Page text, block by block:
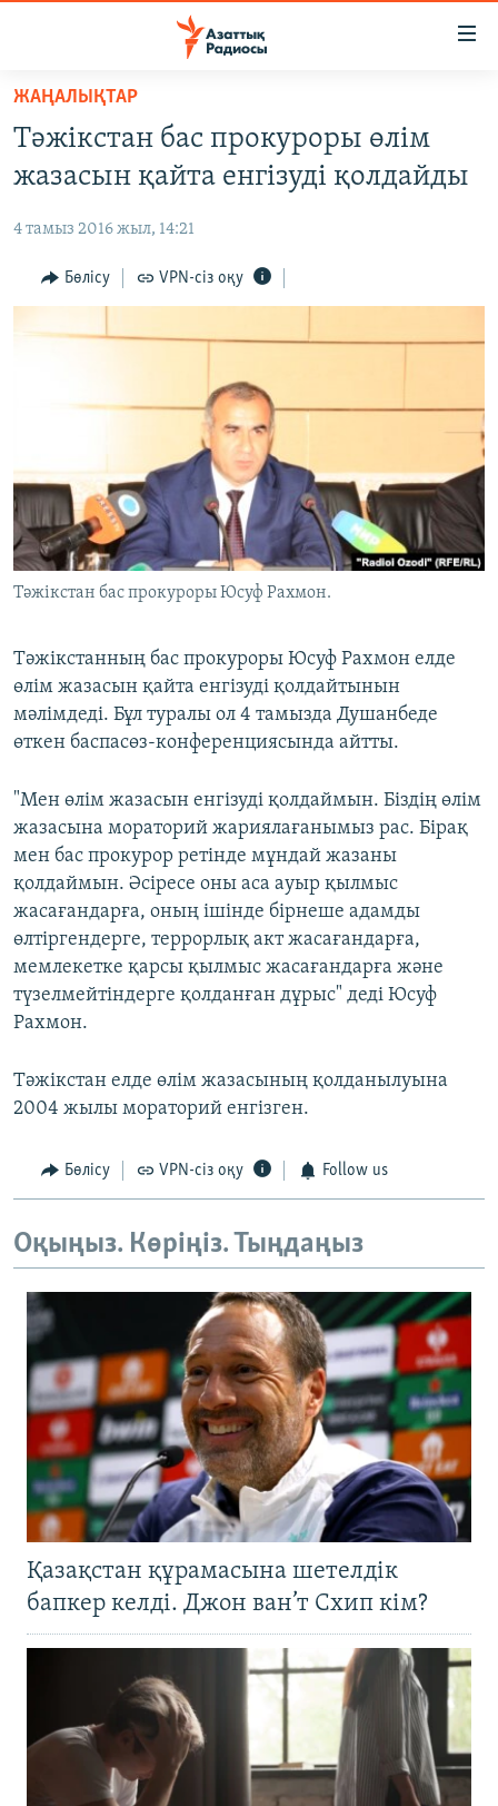
Skip
main
content
to
Navigation
Skip
ҚАҢТАР ОҚИҒАСЫ
АДАМ ҚҰҚЫҚТАРЫ
АРНАЙЫ ЖОБАЛАР
ЖАЗЫЛЫҢЫЗ
ЖАҢАЛЫҚТАР
Тәжікстан бас прокуроры өлім
жазасын қайта енгізуді қолдайды
4 тамыз 2016 жыл, 14:21
Бөлісу VPN-сіз оқу
Тәжікстан бас прокуроры Юсуф Рахмон.
Тәжікстанның бас прокуроры Юсуф Рахмон елде
өлім жазасын қайта енгізуді қолдайтынын
мәлімдеді. Бұл туралы ол 4 тамызда Душанбеде
өткен баспасөз-конференциясында айтты.
"Мен өлім жазасын енгізуді қолдаймын. Біздің өлім
жазасына мораторий жариялағанымыз рас. Бірақ
мен бас прокурор ретінде мұндай жазаны
қолдаймын. Әсіресе оны аса ауыр қылмыс
жасағандарға, оның ішінде бірнеше адамды
өлтіргендерге, террорлық акт жасағандарға,
мемлекетке қарсы қылмыс жасағандарға және
түзелмейтіндерге қолданған дұрыс" деді Юсуф
Рахмон.
Тәжікстан елде өлім жазасының қолданылуына
2004 жылы мораторий енгізген.
Бөлісу VPN-сіз оқу Follow us
Оқыңыз. Көріңіз. Тыңдаңыз
Қазақстан құрамасына шетелдік
бапкер келді. Джон ван’т Схип кім?